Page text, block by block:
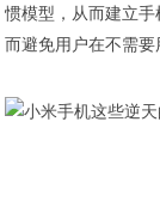
惯模型，从而建立
而避免用户在不需要